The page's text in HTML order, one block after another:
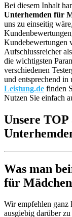
Bei diesem Inhalt
Unterhemden für
uns zu einseitig
Kundebewertungen
Aufschlussreicher
die wichtigsten
verschiedenen
und entsprechend in
Leistung.de finden
Nutzen Sie einfach
Unsere
Was man
für
Wir empfehlen ganz
ausgiebig darüber